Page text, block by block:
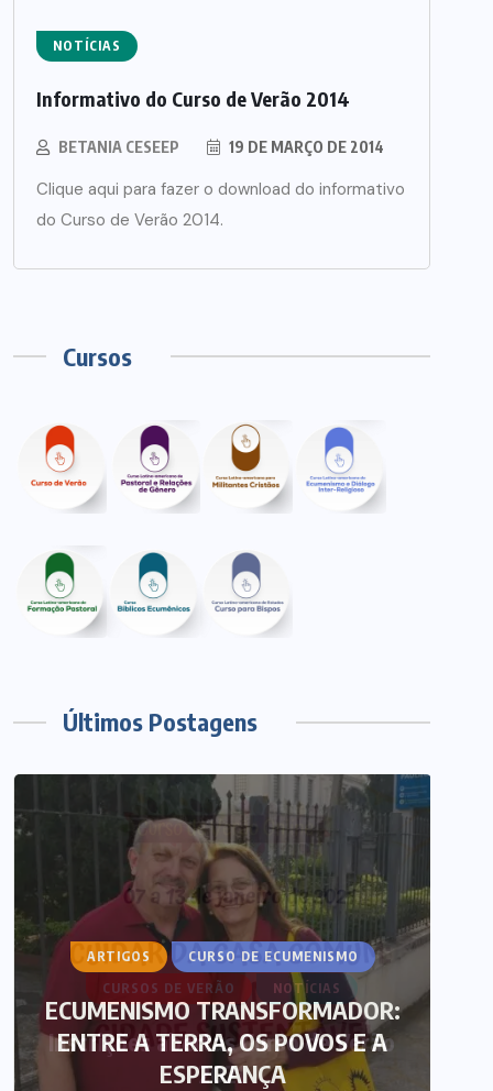
NOTÍCIAS
Informativo do Curso de Verão 2014
BETANIA CESEEP 19 DE MARÇO DE 2014
Clique aqui para fazer o download do informativo
do Curso de Verão 2014.
Cursos
Últimos Postagens
ARTIGOS CURSO DE ECUMENISMO
ECUMENISMO TRANSFORMADOR:
ENTRE A TERRA, OS POVOS E A
ESPERANÇA